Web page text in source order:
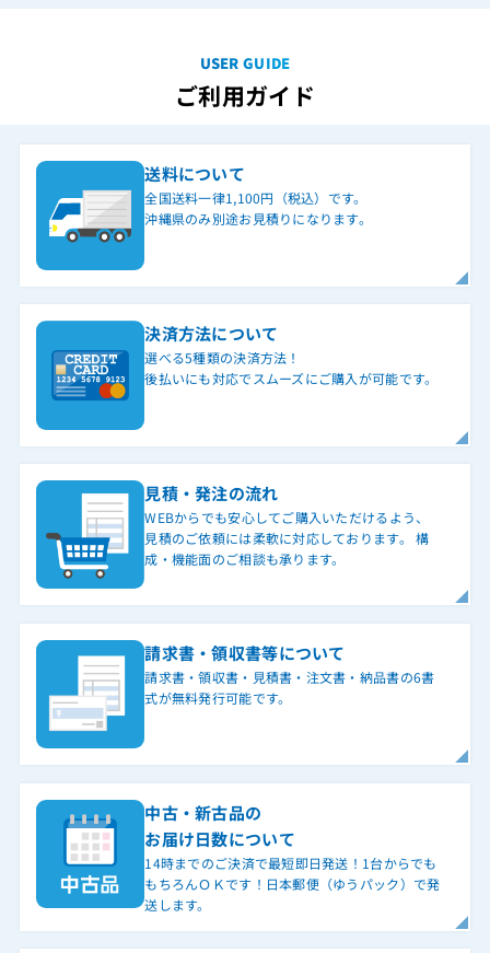
USER GUIDE
ご利用ガイド
送料について
全国送料一律1,100円（税込）です。
沖縄県のみ別途お見積りになります。
決済方法について
選べる5種類の決済方法！
後払いにも対応でスムーズにご購入が可能です。
見積・発注の流れ
WEBからでも安心してご購入いただけるよう、
見積のご依頼には柔軟に対応しております。 構
成・機能面のご相談も承ります。
請求書・領収書等について
請求書・領収書・見積書・注文書・納品書の6書
式が無料発行可能です。
中古・新古品の
お届け日数について
14時までのご決済で最短即日発送！1台からでも
もちろんＯＫです！日本郵便（ゆうパック）で発
送します。